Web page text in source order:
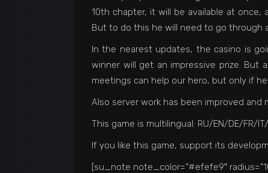
10th chapter, it will be available at
But to do this he will need to go through
In the nearest updates, the casino is
winner will get an impressive prize.
meetings can help our hero, but only if
Also server work has been improved and
This game is multilingual: RU/EN/DE/FR/
If you like this game, support its
[su_note note_color=”#efefe9″